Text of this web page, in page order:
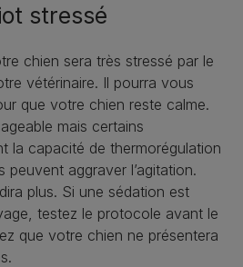
stressé
chien sera très stressé par le
vétérinaire. Il pourra vous
que votre chien reste calme.
mais certains
la capacité de thermorégulation
peuvent aggraver l’agitation.
plus. Si une sédation est
testez le protocole avant le
que votre chien ne présentera